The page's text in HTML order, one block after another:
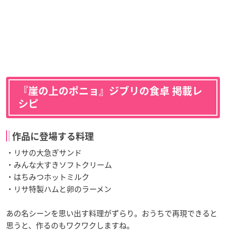
『崖の上のポニョ』ジブリの食卓 掲載レ
シピ
作品に登場する料理
・リサの大急ぎサンド
・みんな大すきソフトクリーム
・はちみつホットミルク
・リサ特製ハムと卵のラーメン
あの名シーンを思い出す料理がずらり。おうちで再現できると
思うと、作るのもワクワクしますね。